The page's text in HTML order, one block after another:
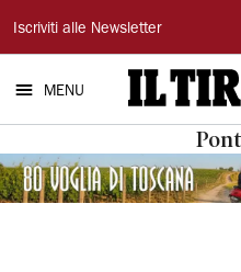
Il
Tirreno
Iscriviti alle Newsletter
MENU